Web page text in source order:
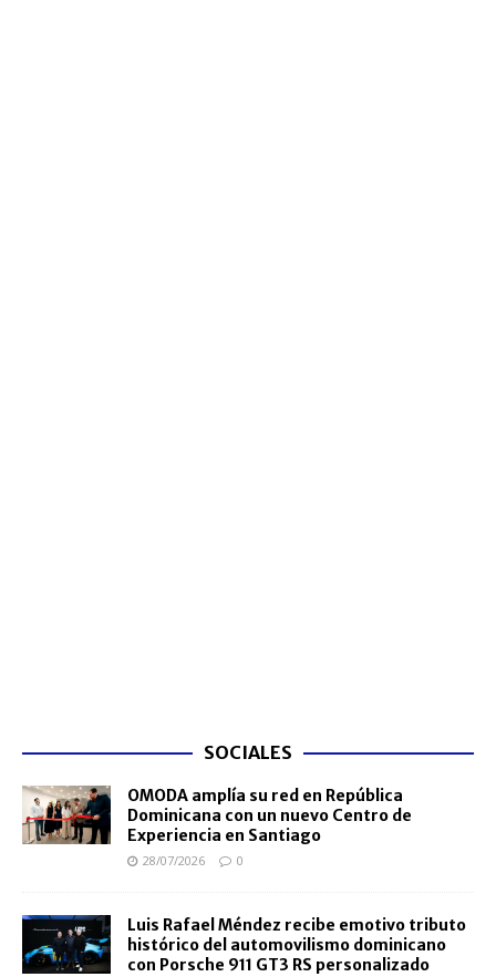
SOCIALES
OMODA amplía su red en República
Dominicana con un nuevo Centro de
Experiencia en Santiago
28/07/2026 0
Luis Rafael Méndez recibe emotivo tributo
histórico del automovilismo dominicano
con Porsche 911 GT3 RS personalizado